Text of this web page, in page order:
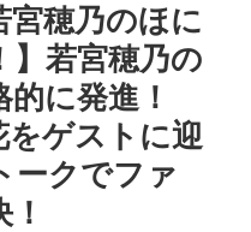
宮穂乃のほに
】若宮穂乃の
的に発進！
ゲストに迎
ークでファ